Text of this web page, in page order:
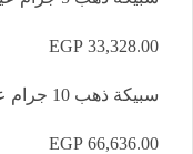
33,328.00 EGP
سبيكة ذهب 10 جرام عيار 24
66,636.00 EGP